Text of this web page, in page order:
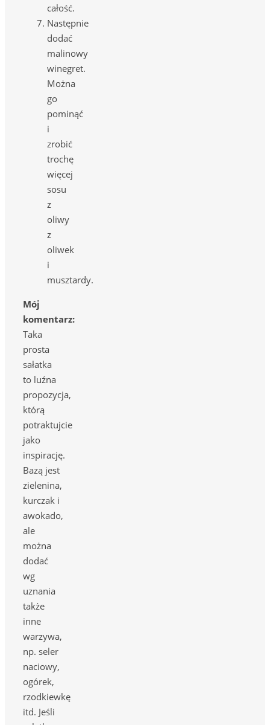
całość.
Następnie
dodać
malinowy
winegret.
Można
go
pominąć
i
zrobić
trochę
więcej
sosu
z
oliwy
z
oliwek
i
musztardy.
Mój
komentarz:
Taka
prosta
sałatka
to luźna
propozycja,
którą
potraktujcie
jako
inspirację.
Bazą jest
zielenina,
kurczak i
awokado,
ale
można
dodać
wg
uznania
także
inne
warzywa,
np. seler
naciowy,
ogórek,
rzodkiewkę
itd. Jeśli